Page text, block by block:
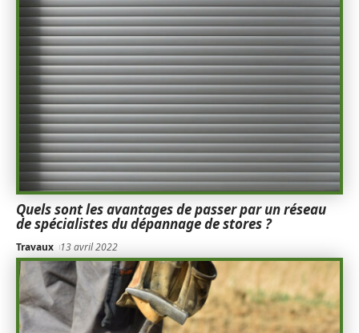
Quels sont les avantages de passer par un réseau
de spécialistes du dépannage de stores ?
Travaux 13 avril 2022